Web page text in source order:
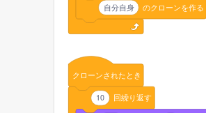
自分自身 のクローンを作る
クローンされたとき
10 回繰り返す